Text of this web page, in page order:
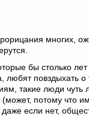
многих,
бы столько
любят повздыхать
такие люди чуть
потому что
если нет,